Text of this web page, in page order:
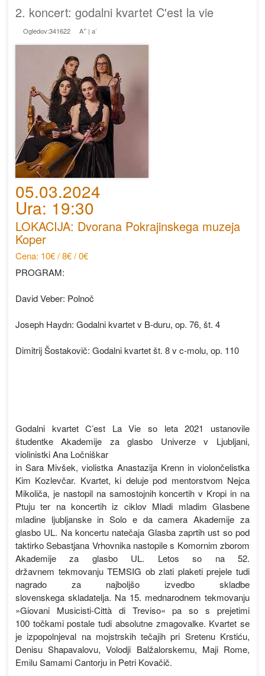
2. koncert: godalni kvartet C'est la vie
Ogledov:341622 A+| a-
05.03.2024
Ura: 19:30
LOKACIJA: Dvorana Pokrajinskega muzeja
Koper
Cena: 10€ / 8€ / 0€
PROGRAM:
David Veber: Polnoč
Joseph Haydn: Godalni kvartet v B-duru, op. 76, št. 4
Dimitrij Šostakovič: Godalni kvartet št. 8 v c-molu, op. 110
Godalni kvartet C’est La Vie so leta 2021 ustanovile
študentke Akademije za glasbo Univerze v Ljubljani,
violinistki Ana Ločniškar
in Sara Mivšek, violistka Anastazija Krenn in violončelistka
Kim Kozlevčar. Kvartet, ki deluje pod mentorstvom Nejca
Mikoliča, je nastopil na samostojnih koncertih v Kropi in na
Ptuju ter na koncertih iz ciklov Mladi mladim Glasbene
mladine ljubljanske in Solo e da camera Akademije za
glasbo UL. Na koncertu natečaja Glasba zaprtih ust so pod
taktirko Sebastjana Vrhovnika nastopile s Komornim zborom
Akademije za glasbo UL. Letos so na 52.
državnem tekmovanju TEMSIG ob zlati plaketi prejele tudi
nagrado za najboljšo izvedbo skladbe
slovenskega skladatelja. Na 15. mednarodnem tekmovanju
»Giovani Musicisti-Città di Treviso« pa so s prejetimi
100 točkami postale tudi absolutne zmagovalke. Kvartet se
je izpopolnjeval na mojstrskih tečajih pri Sretenu Krstiću,
Denisu Shapavalovu, Volodji Balžalorskemu, Maji Rome,
Emilu Samami Cantorju in Petri Kovačič.